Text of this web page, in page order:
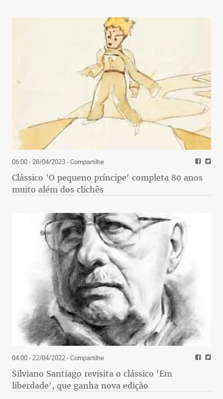
06:00 - 28/04/2023- Compartilhe
Clássico 'O pequeno príncipe' completa 80 anos
muito além dos clichês
04:00 - 22/04/2022- Compartilhe
Silviano Santiago revisita o clássico 'Em
liberdade', que ganha nova edição